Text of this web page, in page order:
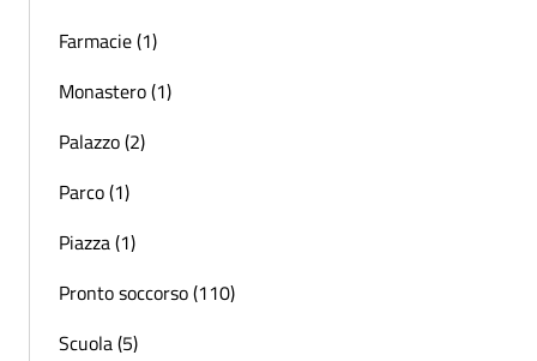
Farmacie (1)
Monastero (1)
Palazzo (2)
Parco (1)
Piazza (1)
Pronto soccorso (110)
Scuola (5)